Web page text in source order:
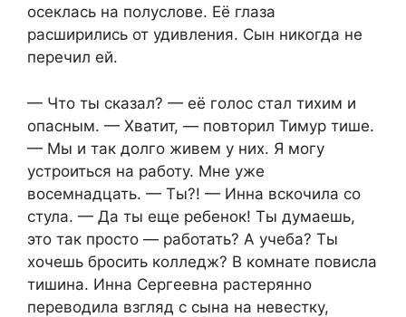
осеклась на полуслове. Её глаза
расширились от удивления. Сын никогда не
перечил ей.
— Что ты сказал? — её голос стал тихим и
опасным. — Хватит, — повторил Тимур тише.
— Мы и так долго живем у них. Я могу
устроиться на работу. Мне уже
восемнадцать. — Ты?! — Инна вскочила со
стула. — Да ты еще ребенок! Ты думаешь,
это так просто — работать? А учеба? Ты
хочешь бросить колледж? В комнате повисла
тишина. Инна Сергеевна растерянно
переводила взгляд с сына на невестку,